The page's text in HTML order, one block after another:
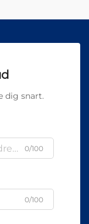
dig snart.
0/100
0/100